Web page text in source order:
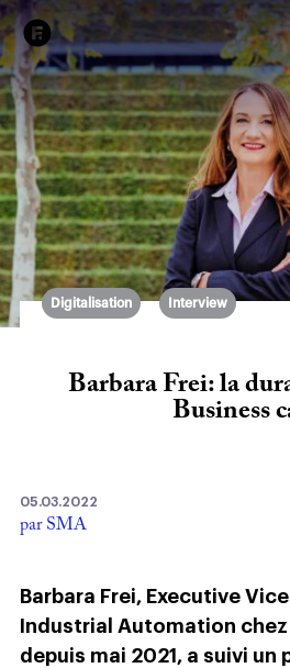
Digitalisation Interview
Barbara Frei: la
Business
05.03.2022
par SMA
Barbara Frei, Executive
Industrial Automation chez
depuis mai 2021, a suivi un